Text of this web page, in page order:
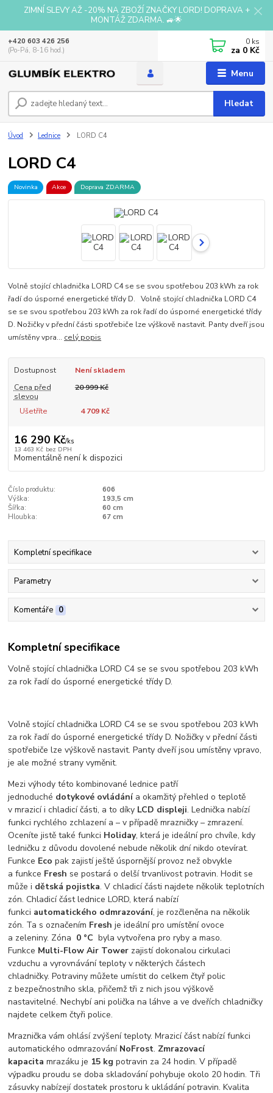
ZIMNÍ SLEVY AŽ -20% NA ZBOŽÍ ZNAČKY LORD! DOPRAVA +
MONTÁŽ ZDARMA. 🚙🌟
Menu
Hledat
+420 603 426 256
(Po-Pá, 8-16 hod.)
0 ks
za 0 Kč
Úvod Lednice LORD C4
LORD C4
Novinka Akce Doprava ZDARMA
Volně stojící chladnička LORD C4 se se svou spotřebou 203 kWh za rok
řadí do úsporné energetické třídy D. Volně stojící chladnička LORD C4
se se svou spotřebou 203 kWh za rok řadí do úsporné energetické třídy
D. Nožičky v přední části spotřebiče lze výškově nastavit. Panty dveří jsou
umístěny vpra... celý popis
Dostupnost
Není skladem
Cena před
slevou
20 999 Kč
Ušetříte 4 709 Kč
16 290 Kč/ks
13 463 Kč bez DPH
Momentálně není k dispozici
Číslo produktu:
606
Výška:
193,5 cm
Šířka:
60 cm
Hloubka:
67 cm
Kompletní specifikace
Parametry
Komentáře 0
Kompletní specifikace
Volně stojící chladnička LORD C4 se se svou spotřebou 203 kWh
za rok řadí do úsporné energetické třídy D.
Volně stojící chladnička LORD C4 se se svou spotřebou 203 kWh
za rok řadí do úsporné energetické třídy D. Nožičky v přední části
spotřebiče lze výškově nastavit. Panty dveří jsou umístěny vpravo,
je ale možné strany vyměnit.
Mezi výhody této kombinované lednice patří
jednoduché dotykové ovládánía okamžitý přehled o teplotě
v mrazicí i chladicí části, a to díky LCD displeji. Lednička nabízí
funkci rychlého zchlazení a – v případě mrazničky – zmrazení.
Oceníte jistě také funkci Holiday, která je ideální pro chvíle, kdy
ledničku z důvodu dovolené nebude několik dní nikdo otevírat.
Funkce Ecopak zajistí ještě úspornější provoz než obvykle
a funkce Fresh se postará o delší trvanlivost potravin. Hodit se
může i dětská pojistka. V chladicí části najdete několik teplotních
zón. Chladicí část lednice LORD, která nabízí
funkci automatického odmrazování, je rozčleněna na několik
zón. Ta s označením Fresh je ideální pro umístění ovoce
a zeleniny. Zóna 0 °C byla vytvořena pro ryby a maso.
Funkce Multi-Flow Air Tower zajistí dokonalou cirkulaci
vzduchu a vyrovnávání teploty v některých částech
chladničky. Potraviny můžete umístit do celkem čtyř polic
z bezpečnostního skla, přičemž tři z nich jsou výškově
nastavitelné. Nechybí ani polička na láhve a ve dveřích chladničky
najdete celkem čtyři police.
Mraznička vám ohlásí zvýšení teploty. Mrazicí část nabízí funkci
automatického odmrazování NoFrost. Zmrazovací
kapacitamrazáku je 15 kg potravin za 24 hodin. V případě
výpadku proudu se doba skladování pohybuje okolo 20 hodin. Tři
zásuvky nabízejí dostatek prostoru k ukládání potravin. Kvalita